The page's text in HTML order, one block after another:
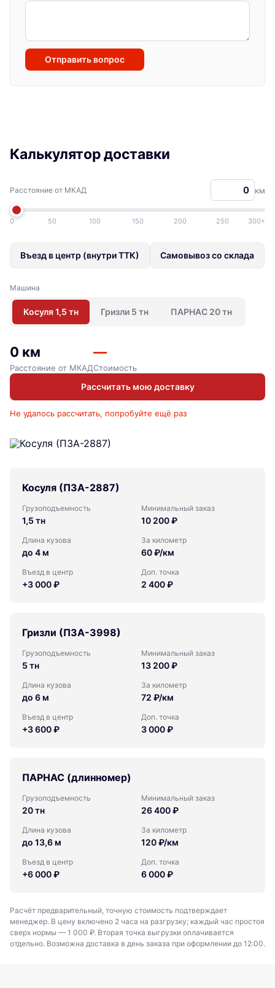
Отправить вопрос
Калькулятор доставки
Расстояние от МКАД км
0 50 100 150 200 250 300+
Въезд в центр (внутри ТТК) Самовывоз со склада
Машина
Косуля 1,5 тн Гризли 5 тн ПАРНАС 20 тн
0 км
Расстояние от МКАД
—
Стоимость
Рассчитать мою доставку
Не удалось рассчитать, попробуйте ещё раз
Косуля (ПЗА-2887)
Грузоподъемность
1,5 тн
Минимальный заказ
10 200 ₽
Длина кузова
до 4 м
За километр
60 ₽/км
Въезд в центр
+3 000 ₽
Доп. точка
2 400 ₽
Гризли (ПЗА-3998)
Грузоподъемность
5 тн
Минимальный заказ
13 200 ₽
Длина кузова
до 6 м
За километр
72 ₽/км
Въезд в центр
+3 600 ₽
Доп. точка
3 000 ₽
ПАРНАС (длинномер)
Грузоподъемность
20 тн
Минимальный заказ
26 400 ₽
Длина кузова
до 13,6 м
За километр
120 ₽/км
Въезд в центр
+6 000 ₽
Доп. точка
6 000 ₽
Расчёт предварительный, точную стоимость подтверждает
менеджер. В цену включено 2 часа на разгрузку; каждый час простоя
сверх нормы — 1 000 ₽. Вторая точка выгрузки оплачивается
отдельно. Возможна доставка в день заказа при оформлении до 12:00.